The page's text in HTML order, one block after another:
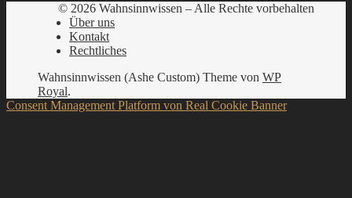
© 2026 Wahnsinnwissen – Alle Rechte vorbehalten
Über uns
Kontakt
Rechtliches
Wahnsinnwissen (Ashe Custom) Theme von WP
Royal.
Consent Management Platform von Real Cookie Banner